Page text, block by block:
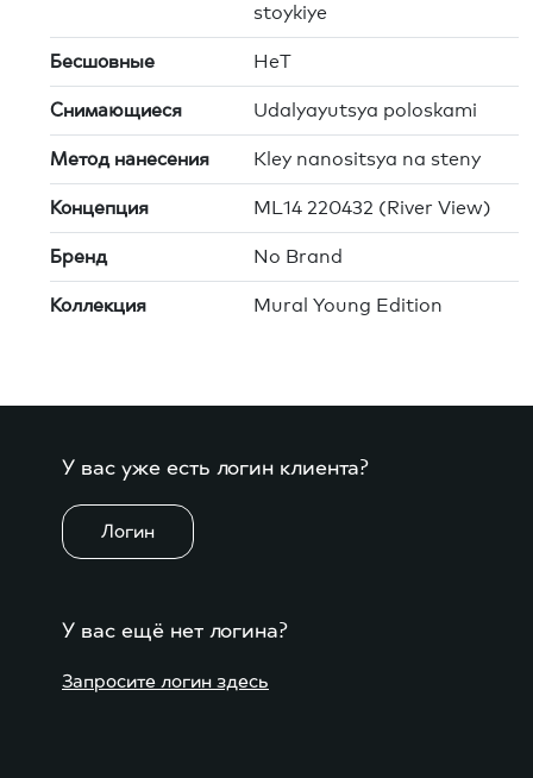
stoykiye
Бесшовные HeT
Снимающиеся Udalyayutsya poloskami
Метод нанесения Kley nanositsya na steny
Концепция ML14 220432 (River View)
Бренд No Brand
Коллекция Mural Young Edition
У вас уже есть логин клиента?
Логин
У вас ещё нет логина?
Запросите логин здесь